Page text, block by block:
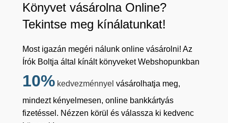
Könyvet vásárolna Online?
Tekintse meg kínálatunkat!
Most igazán megéri nálunk online vásárolni! Az
Írók Boltja által kínált könyveket Webshopunkban
10% kedvezménnyel vásárolhatja meg,
mindezt kényelmesen, online bankkártyás
fizetéssel. Nézzen körül és válassza ki kedvenc